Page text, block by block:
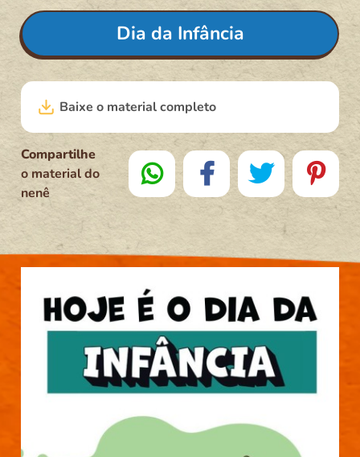
Dia da Infância
Baixe o material completo
Compartilhe
o material do
nenê